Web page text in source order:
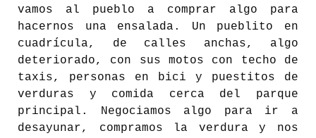
vamos al pueblo a comprar algo para
hacernos una ensalada. Un pueblito en
cuadrícula, de calles anchas, algo
deteriorado, con sus motos con techo de
taxis, personas en bici y puestitos de
verduras y comida cerca del parque
principal. Negociamos algo para ir a
desayunar, compramos la verdura y nos